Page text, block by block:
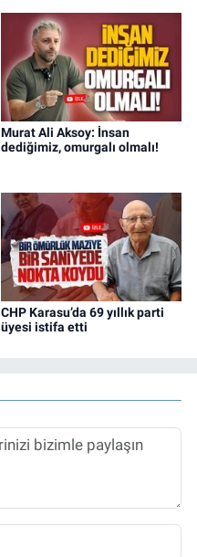
Murat Ali Aksoy: İnsan
dediğimiz, omurgalı olmalı!
CHP Karasu’da 69 yıllık parti
üyesi istifa etti